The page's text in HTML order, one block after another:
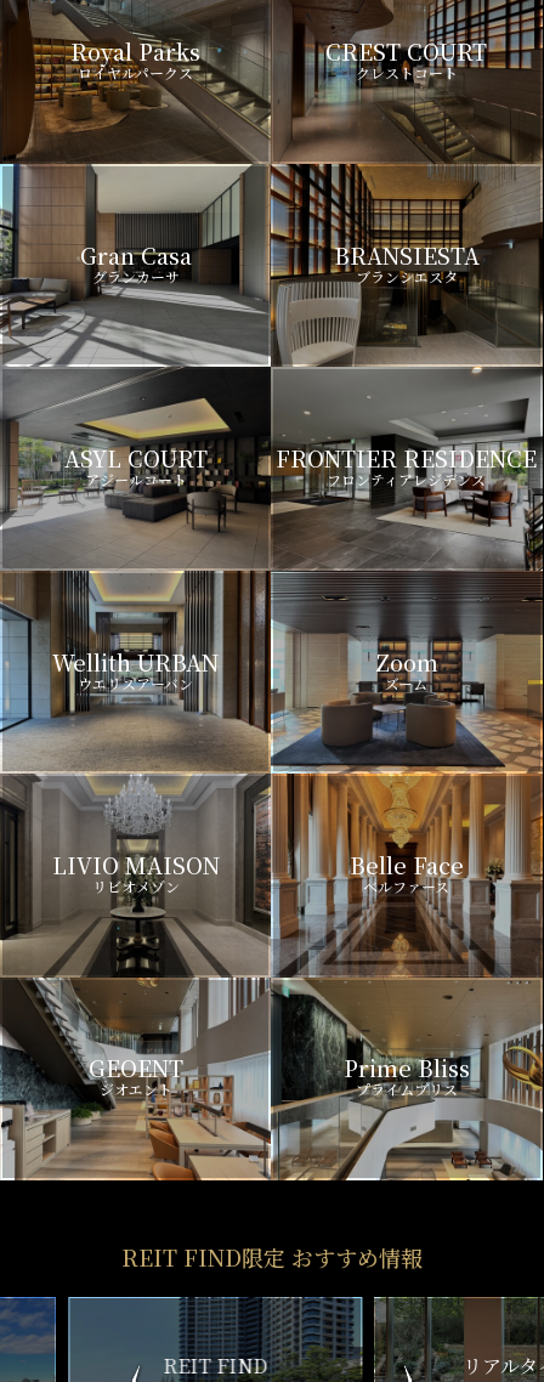
Royal Parks
ロイヤルパークス
CREST COURT
クレストコート
Gran Casa
グランカーサ
BRANSIESTA
ブランシエスタ
ASYL COURT
アジールコート
FRONTIER RESIDENCE
フロンティアレジデンス
Wellith URBAN
ウエリスアーバン
Zoom
ズーム
LIVIO MAISON
リビオメゾン
Belle Face
ベルファース
GEOENT
ジオエント
Prime Bliss
プライムブリス
REIT FIND限定 おすすめ情報
リアルタイム
新